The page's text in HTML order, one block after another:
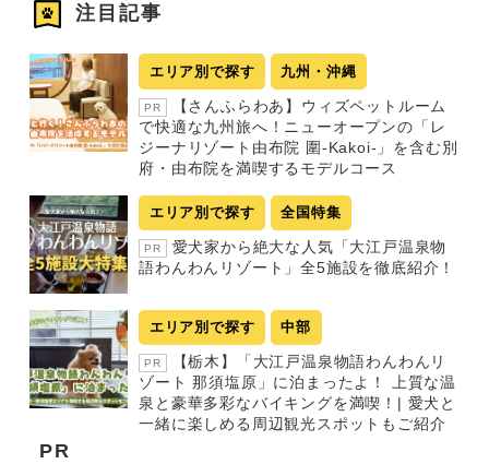
注目記事
エリア別で探す 九州・沖縄
PR
【さんふらわあ】ウィズペットルーム
で快適な九州旅へ！ニューオープンの「レ
ジーナリゾート由布院 圍-Kakoi-」を含む別
府・由布院を満喫するモデルコース
エリア別で探す 全国特集
PR
愛犬家から絶大な人気「大江戸温泉物
語わんわんリゾート」全5施設を徹底紹介！
エリア別で探す 中部
PR
【栃木】「大江戸温泉物語わんわんリ
ゾート 那須塩原」に泊まったよ！ 上質な温
泉と豪華多彩なバイキングを満喫！| 愛犬と
一緒に楽しめる周辺観光スポットもご紹介
PR